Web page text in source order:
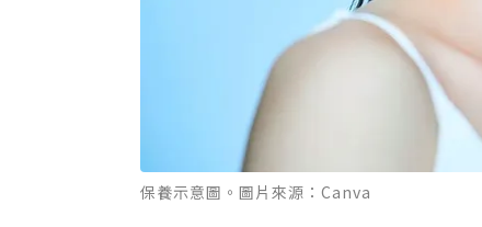
保養示意圖。圖片來源：Canva